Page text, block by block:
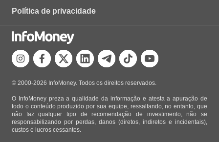
Política de privacidade
© 2000-2026 InfoMoney. Todos os direitos reservados.
O InfoMoney preza a qualidade da informação e atesta a apuração de
todo o conteúdo produzido por sua equipe, ressaltando, no entanto, que
não faz qualquer tipo de recomendação de investimento, não se
responsabilizando por perdas, danos (diretos, indiretos e incidentais),
custos e lucros cessantes.